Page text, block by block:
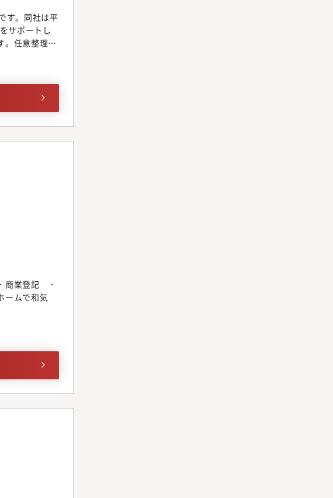
す。同社は平
サポートし
。任意整理・
、再スター
られる、や
。簡裁代理権
訴訟対応・
商業登記 ・
ームで和気